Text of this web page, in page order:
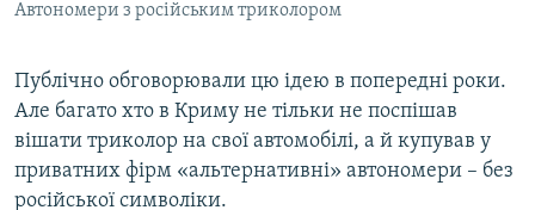
Автономери з російським триколором
Публічно обговорювали цю ідею в попередні роки.
Але багато хто в Криму не тільки не поспішав
вішати триколор на свої автомобілі, а й купував у
приватних фірм «альтернативні» автономери – без
російської символіки.